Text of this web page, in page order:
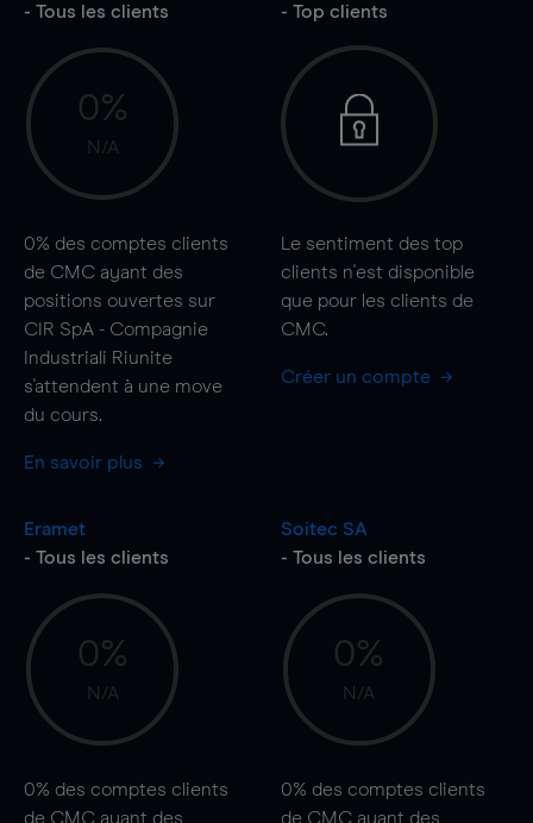
- Tous les clients
0%
N/A
0% des comptes clients
de CMC ayant des
positions ouvertes sur
CIR SpA - Compagnie
Industriali Riunite
s'attendent à une move
du cours.
En savoir plus
- Top clients
Le sentiment des top
clients n'est disponible
que pour les clients de
CMC.
Créer un compte
Eramet
- Tous les clients
0%
N/A
0% des comptes clients
de CMC ayant des
Soitec SA
- Tous les clients
0%
N/A
0% des comptes clients
de CMC ayant des